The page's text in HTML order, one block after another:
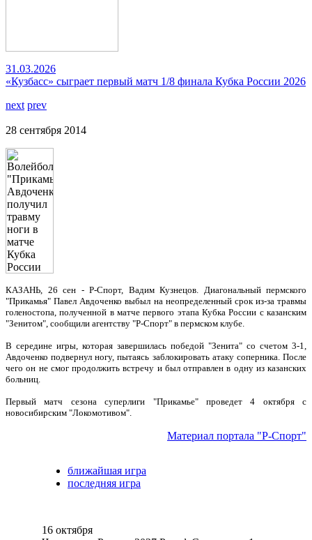
31.03.2026
«Кузбасс» сыграет первый матч 1/8 финала Кубка России 2026
next prev
28 сентября 2014
КАЗАНЬ, 26 сен - Р-Спорт, Вадим Кузнецов. Диагональный пермского
"Прикамья" Павел Авдоченко выбыл на неопределенный срок из-за травмы
голеностопа, полученной в матче первого этапа Кубка России с казанским
"Зенитом", сообщили агентству "Р-Спорт" в пермском клубе.
В середине игры, которая завершилась победой "Зенита" со счетом 3-1,
Авдоченко подвернул ногу, пытаясь заблокировать атаку соперника. После
чего он не смог продолжить встречу и был отправлен в одну из казанских
больниц.
Первый матч сезона суперлиги "Прикамье" проведет 4 октября с
новосибирским "Локомотивом".
Материал портала "Р-Спорт"
ближайшая игра
последняя игра
16 октября